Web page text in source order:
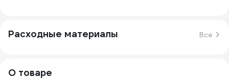
Расходные материалы Все
О товаре